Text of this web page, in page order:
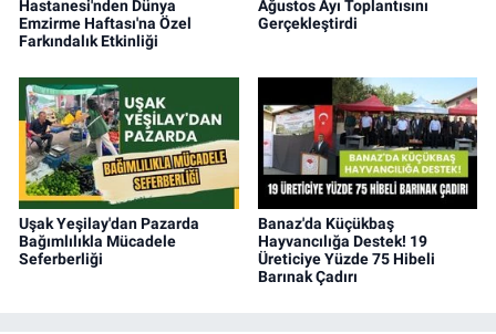
Hastanesi'nden Dünya
Emzirme Haftası'na Özel
Farkındalık Etkinliği
Ağustos Ayı Toplantısını
Gerçekleştirdi
Uşak Yeşilay'dan Pazarda
Bağımlılıkla Mücadele
Seferberliği
Banaz'da Küçükbaş
Hayvancılığa Destek! 19
Üreticiye Yüzde 75 Hibeli
Barınak Çadırı